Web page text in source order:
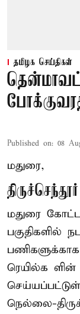
தமிழக செய்திகள்
Published on: 08
மதுரை,
மதுரை
பகுதிகளில்
ரெயில்க
நெல்லை-